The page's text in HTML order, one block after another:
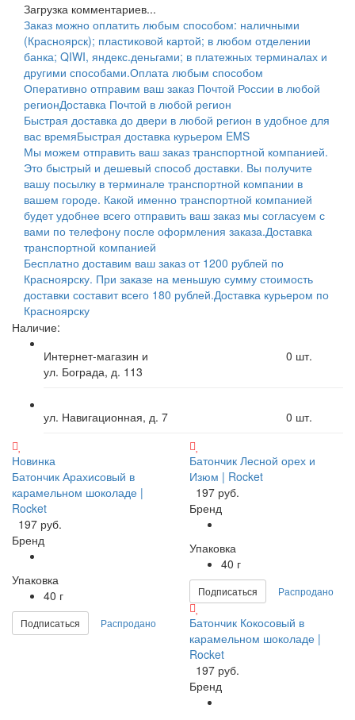
Загрузка комментариев...
Заказ можно оплатить любым способом: наличными
(Красноярск); пластиковой картой; в любом отделении
банка; QIWI, яндекс.деньгами; в платежных терминалах и
другими способами.Оплата любым способом
Оперативно отправим ваш заказ Почтой России в любой
регионДоставка Почтой в любой регион
Быстрая доставка до двери в любой регион в удобное для
вас времяБыстрая доставка курьером EMS
Мы можем отправить ваш заказ транспортной компанией.
Это быстрый и дешевый способ доставки. Вы получите
вашу посылку в терминале транспортной компании в
вашем городе. Какой именно транспортной компанией
будет удобнее всего отправить ваш заказ мы согласуем с
вами по телефону после оформления заказа.Доставка
транспортной компанией
Бесплатно доставим ваш заказ от 1200 рублей по
Красноярску. При заказе на меньшую сумму стоимость
доставки составит всего 180 рублей.Доставка курьером по
Красноярску
Наличие:
Интернет-магазин и
ул. Бограда, д. 113
0 шт.
ул. Навигационная, д. 7 0 шт.
Новинка
Батончик Арахисовый в
карамельном шоколаде |
Rocket
197 руб.
Бренд
Упаковка
40 г
Подписаться Распродано
Батончик Лесной орех и
Изюм | Rocket
197 руб.
Бренд
Упаковка
40 г
Подписаться Распродано
Батончик Кокосовый в
карамельном шоколаде |
Rocket
197 руб.
Бренд